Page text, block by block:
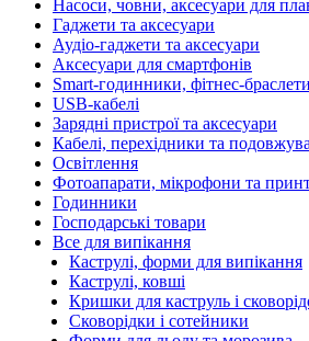
Насоси, човни, аксесуари для
Гаджети та аксесуари
Аудіо-гаджети та аксесуари
Аксесуари для смартфонів
Smart-годинники, фітнес-
USB-кабелі
Зарядні пристрої та аксесуари
Кабелі, перехідники та
Освітлення
Фотоапарати, мікрофони та
Годинники
Господарські товари
Все для випікання
Каструлі, форми для випікання
Каструлі, ковші
Кришки для каструль і
Сковорідки і сотейники